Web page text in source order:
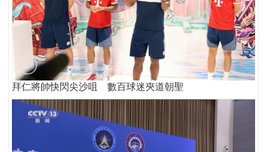
拜仁將帥快閃尖沙咀 數百球迷夾道朝聖